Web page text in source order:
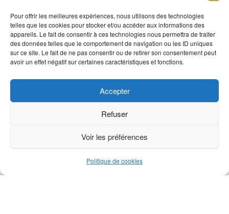
Pour offrir les meilleures expériences, nous utilisons des technologies
telles que les cookies pour stocker et/ou accéder aux informations des
appareils. Le fait de consentir à ces technologies nous permettra de traiter
des données telles que le comportement de navigation ou les ID uniques
sur ce site. Le fait de ne pas consentir ou de retirer son consentement peut
avoir un effet négatif sur certaines caractéristiques et fonctions.
Accepter
Refuser
Voir les préférences
Politique de cookies
Informations
Politique de confidentialité
Coordonnées